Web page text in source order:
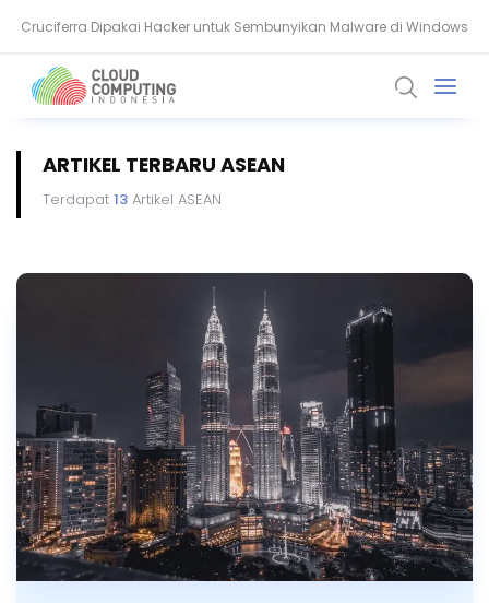
Cruciferra Dipakai Hacker untuk Sembunyikan Malware di Windows
Proyek Galaxy SenseTime dan Ambisi Besar Chip AI China
ARTIKEL TERBARU ASEAN
Terdapat 13Artikel ASEAN